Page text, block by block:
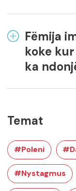
Fëmija
koke
ka
Temat
#Poleni
#Nystagmus